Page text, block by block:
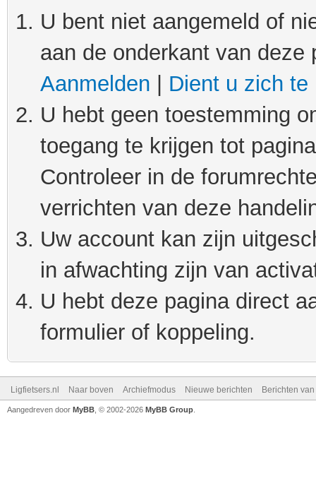
U bent niet aangemeld of
aan de onderkant van
Aanmelden
Dient u zich te
U hebt geen toestemming
toegang te krijgen tot
Controleer in de
verrichten van deze
Uw account kan zijn
in afwachting zijn van
U hebt deze pagina direct
formulier of koppeling.
Ligfietsers.nl Naar boven Archiefmodus Nieuwe berichten Berichten
Aangedreven door MyBB , © 2002-2026 MyBB Group